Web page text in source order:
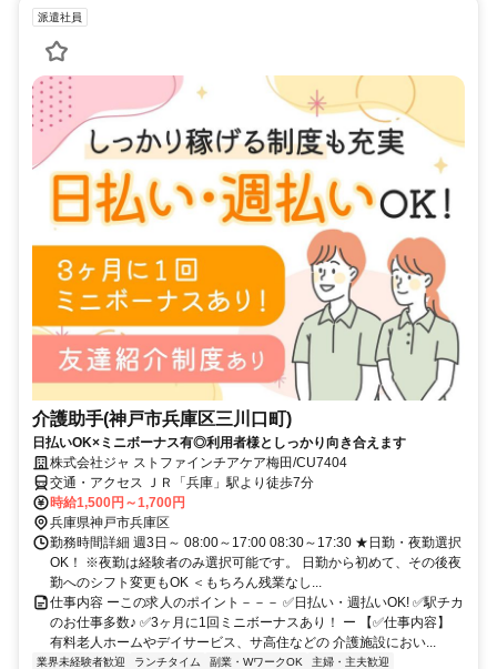
派遣社員
介護助手(神戸市兵庫区三川口町)
日払いOK×ミニボーナス有◎利用者様としっかり向き合えます
株式会社ジャ ストファインチアケア梅田/CU7404
交通・アクセス ＪＲ「兵庫」駅より徒歩7分
時給1,500円～1,700円
兵庫県神戸市兵庫区
勤務時間詳細 週3日～ 08:00～17:00 08:30～17:30 ★日勤・夜勤選択
OK！ ※夜勤は経験者のみ選択可能です。 日勤から初めて、その後夜
勤へのシフト変更もOK ＜もちろん残業なし...
仕事内容 ーこの求人のポイント－－－ ✅日払い・週払いOK! ✅駅チカ
のお仕事多数♪ ✅3ヶ月に1回ミニボーナスあり！ ー 【✅仕事内容】
有料老人ホームやデイサービス、サ高住などの 介護施設におい...
業界未経験者歓迎 ランチタイム 副業・WワークOK
主婦・主夫歓迎